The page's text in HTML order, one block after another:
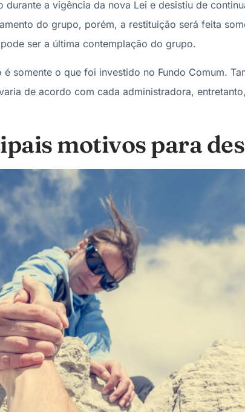
durante a vigência da nova Lei e desistiu de
do grupo, porém, a restituição será feita
ser a última contemplação do grupo.
somente o que foi investido no Fundo Comum.
de acordo com cada administradora,
motivos para